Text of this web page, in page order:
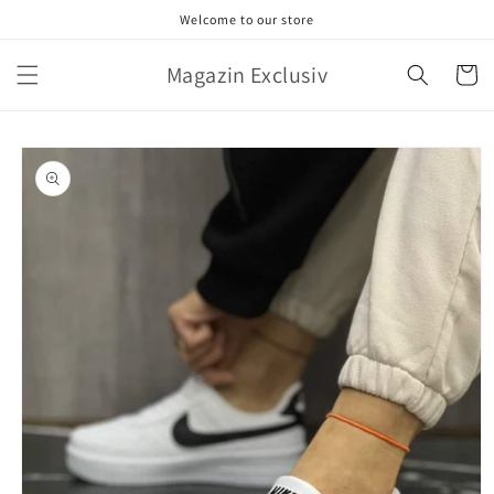
Welcome to our store
Magazin Exclusiv Coș
despre
produs